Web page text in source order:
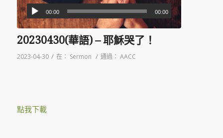
00:00 00:00
20230430(華語) – 耶穌哭了！
2023-04-30 / 在： Sermon / 通過： AACC
點我下載